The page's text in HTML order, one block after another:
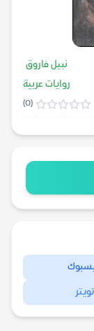
نبيل فاروق
روايات عربية
(0)
تويتر